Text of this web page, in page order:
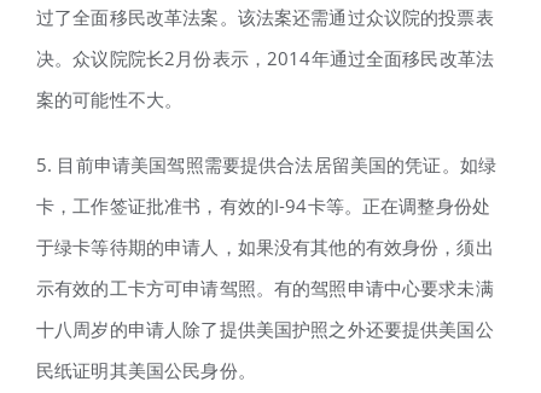
过了全面移民改革法案。该法案还需通过众议院的投票表
决。众议院院长2月份表示，2014年通过全面移民改革法
案的可能性不大。
5. 目前申请美国驾照需要提供合法居留美国的凭证。如绿
卡，工作签证批准书，有效的I-94卡等。正在调整身份处
于绿卡等待期的申请人，如果没有其他的有效身份，须出
示有效的工卡方可申请驾照。有的驾照申请中心要求未满
十八周岁的申请人除了提供美国护照之外还要提供美国公
民纸证明其美国公民身份。